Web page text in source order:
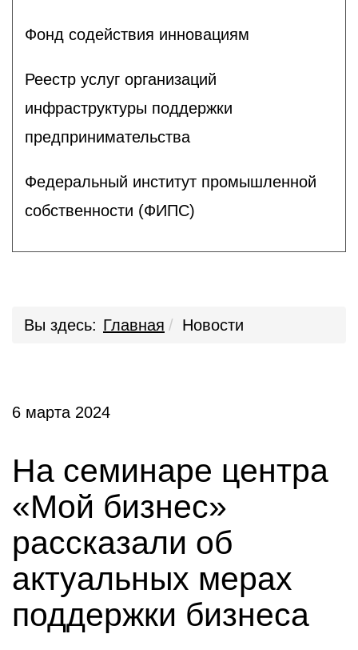
Фонд содействия инновациям
Реестр услуг организаций
инфраструктуры поддержки
предпринимательства
Федеральный институт промышленной
собственности (ФИПС)
Вы здесь: Главная Новости
6 марта 2024
На семинаре центра
«Мой бизнес»
рассказали об
актуальных мерах
поддержки бизнеса